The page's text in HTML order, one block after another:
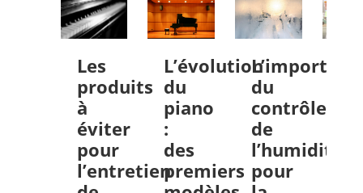
Les
produits
à
éviter
pour
l’entretien
L’évolution
du
piano
:
des
premiers
du
contrôle
de
l’humidité
pour